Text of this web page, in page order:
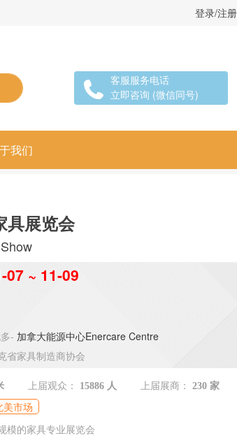
登录/注册
客服服务电话
立即咨询 (微信同号)
我们
具展览会
07 ~ 11-09
- 加拿大能源中心Enercare Centre
省家具制造商协会
上届观众： 15886 人 上届展商：
230 家
美市场
模的家具专业展览会